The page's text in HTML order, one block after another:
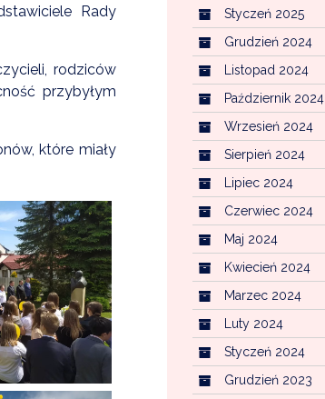
Rady
rodziców
przybyłym
które miały
Styczeń 2025
Grudzień 2024
Listopad 2024
Październik 2024
Wrzesień 2024
Sierpień 2024
Lipiec 2024
Czerwiec 2024
Maj 2024
Kwiecień 2024
Marzec 2024
Luty 2024
Styczeń 2024
Grudzień 2023